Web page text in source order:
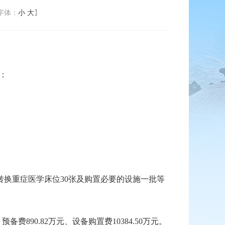
体： 小 大】
重症医学床位30张及购置必要的设施一批等
费890.82万元、设备购置费10384.50万元。